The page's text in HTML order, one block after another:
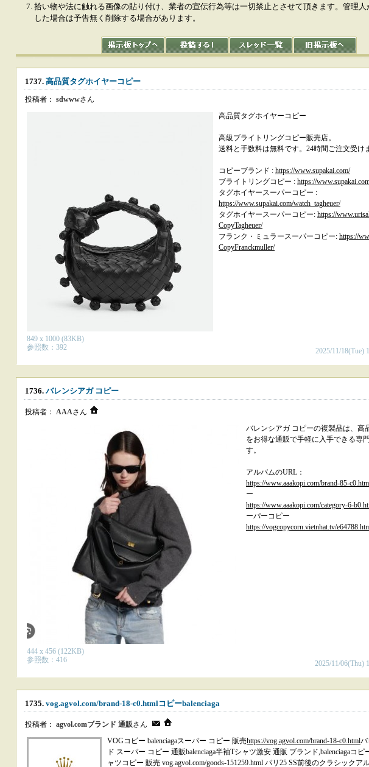
拾い物や法に触れる画像の貼り付け、業者の宣伝行為等は一切禁止とさせて頂きます。管理
した場合は予告無く削除する場合があります。
1737. 高品質タグホイヤーコピー
投稿者： sdwwwさん
849 x 1000 (83KB)
参照数：392
高品質タグホイヤーコピー
高級ブライトリングコピー販売店。
送料と手数料は無料です。24時間ご注文受け
コピーブランド : https://www.supakai.com/
ブライトリングコピー : https://
タグホイヤースーパーコピー :
https://www.supakai.com/watch_tagheuer/
タグホイヤースーパーコピー: https://
CopyTagheuer/
フランク・ミュラースーパーコピー: https://
CopyFranckmuller/
2025/11/18(Tue)
1736. バレンシアガ コピー
投稿者： AAAさん
444 x 456 (122KB)
参照数：416
バレンシアガ コピーの複製品は、高
をお得な通販で手軽に入手できる専
す。
アルバムのURL：
https://www.aaakopi.com/brand-85-c0.html
ー
https://www.aaakopi.com/category-6-
ーパーコピー
https://vogcopycorn.vietnhat.tv/
2025/11/06(Thu)
1735. vog.agvol.com/brand-18-c0.htmlコピーbalenciaga
投稿者： agvol.comブランド 通販さん
VOGコピー balenciagaスーパー コピー 販売https://vog.agvol.com/brand-18-c0.htmlバ
ド スーパー コピー 通販balenciaga半袖Tシャツ激安 通販 ブランド,balenciagaコ
ャツコピー 販売 vog.agvol.com/goods-151259.html パリ25 SS前後のクラシックア